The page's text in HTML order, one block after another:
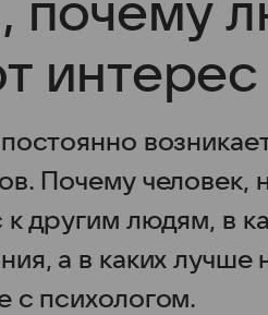
почему
интерес
Почему человек,
другим людям, в
а в каких лучше
с психологом.